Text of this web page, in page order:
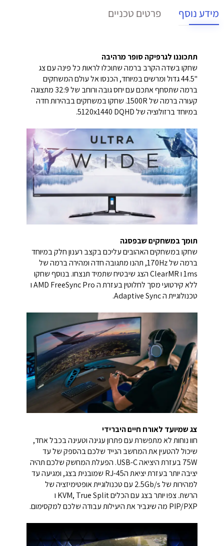
מידע נוסף פרטים טכניים
תתכוננו לגרפיקה סופר מרהיבה
שחקו בשדה הקרב ברמה שתוכלו לראות כל פינה עם צג
"44.5 גדול ומרשים במיוחד, הכנסו אל עולם המשחקים
ברמה שתסחף אתכם עם יחס גובה ורוחב של 32:9 מתצוגה
קעורה ברמה של 1500R. שחקו במשחקים בבהירות חדה
במיוחד ברזולוציה של 5120x1440 DQHD.
תומך במשחקים שבפסגה
שחקו במשחקים האהובים עליכם בקצב רענון חלק במיוחד
ברמה של 170Hz, תהנו מתגובה חדה ומהירה ברמה של
1ms ו ClearMR הצג שיבטיח שתמיד תנצחו. בנוסף שחקו
ללא קירטועי מסך לחלוטין בעזרת ה AMD FreeSync Pro ו
טכנולוגיית ה Adaptive Sync.
צג שמיועד לאורח חיים היברידי
חוו נוחות לא מתפשרת עם פתרון עגינה וטעינה בכבל אחד,
שיכול להטעין את המחשב הנייד שלכם בהספק של עד
75W בעזרת היציאה USB-C. הפעלת המחשק שלכם תהיה
יציבה יותר בעזרת יציאת הRJ-45 שמובנית בצג, ומגיעה עד
למהירות של 2.5Gb/s עם טכנולוגיית אופטימיזציה של
הרשת. צפו יותר בצג עם הכלים KVM, True Split ו
PIP/PXP מה שיגביר את היעילות עבודה שלכם למקסימום.